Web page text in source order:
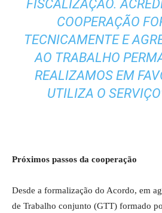
FISCALIZAÇÃO.
COOPERAÇÃO
TECNICAMENTE E
AO TRABALHO
REALIZAMOS EM
UTILIZA O
Próximos passos da cooperação
Desde a formalização do Acordo, em
de Trabalho conjunto (GTT) formado